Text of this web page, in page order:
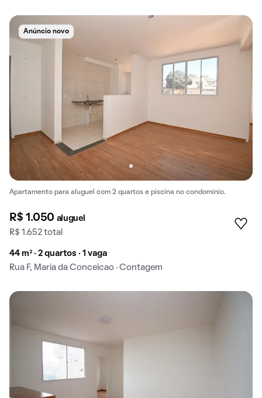
Anúncio novo
Apartamento para aluguel com 2 quartos e piscina no condomínio.
R$ 1.050 aluguel
R$ 1.652 total
44 m² · 2 quartos · 1 vaga
Rua F, Maria da Conceicao · Contagem